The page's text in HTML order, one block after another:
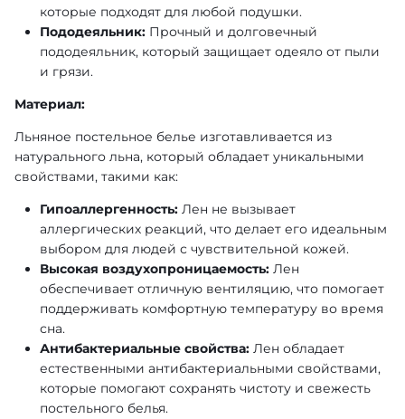
которые подходят для любой подушки.
Пододеяльник: Прочный и долговечный
пододеяльник, который защищает одеяло от пыли
и грязи.
Материал:
Льняное постельное белье изготавливается из
натурального льна, который обладает уникальными
свойствами, такими как:
Гипоаллергенность: Лен не вызывает
аллергических реакций, что делает его идеальным
выбором для людей с чувствительной кожей.
Высокая воздухопроницаемость: Лен
обеспечивает отличную вентиляцию, что помогает
поддерживать комфортную температуру во время
сна.
Антибактериальные свойства: Лен обладает
естественными антибактериальными свойствами,
которые помогают сохранять чистоту и свежесть
постельного белья.